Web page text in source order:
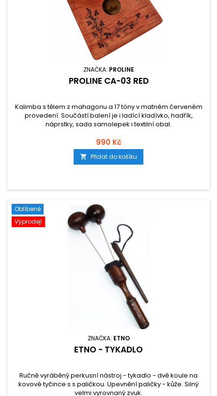
ZNAČKA: PROLINE
PROLINE CA-03 RED
Kalimba s tělem z mahagonu a 17 tóny v matném červeném
provedení. Součástí balení je i ladící kladívko, hadřík,
náprstky, sada samolepek i textilní obal.
990 Kč
 Přidat do košíku
Oblíbené
Výprodej!
ZNAČKA: ETNO
ETNO - TYKADLO
Ručně vyráběný perkusní nástroj - tykadlo - dvě koule na
kovové tyčince s s paličkou. Upevnění paličky - kůže. Silný
velmi vyrovnaný zvuk.